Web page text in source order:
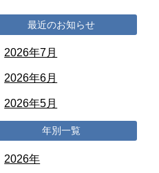
最近のお知らせ
2026年7月
2026年6月
2026年5月
年別一覧
2026年